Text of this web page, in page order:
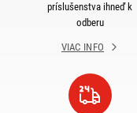
príslušenstva ihneď k
odberu
VIAC INFO